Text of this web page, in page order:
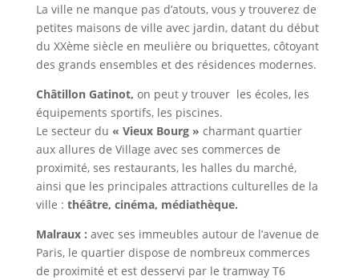
La ville ne manque pas d’atouts, vous y trouverez de
petites maisons de ville avec jardin, datant du début
du XXème siècle en meulière ou briquettes, côtoyant
des grands ensembles et des résidences modernes.
Châtillon Gatinot, on peut y trouver les écoles, les
équipements sportifs, les piscines.
Le secteur du « Vieux Bourg » charmant quartier
aux allures de Village avec ses commerces de
proximité, ses restaurants, les halles du marché,
ainsi que les principales attractions culturelles de la
ville : théâtre, cinéma, médiathèque.
Malraux : avec ses immeubles autour de l’avenue de
Paris, le quartier dispose de nombreux commerces
de proximité et est desservi par le tramway T6